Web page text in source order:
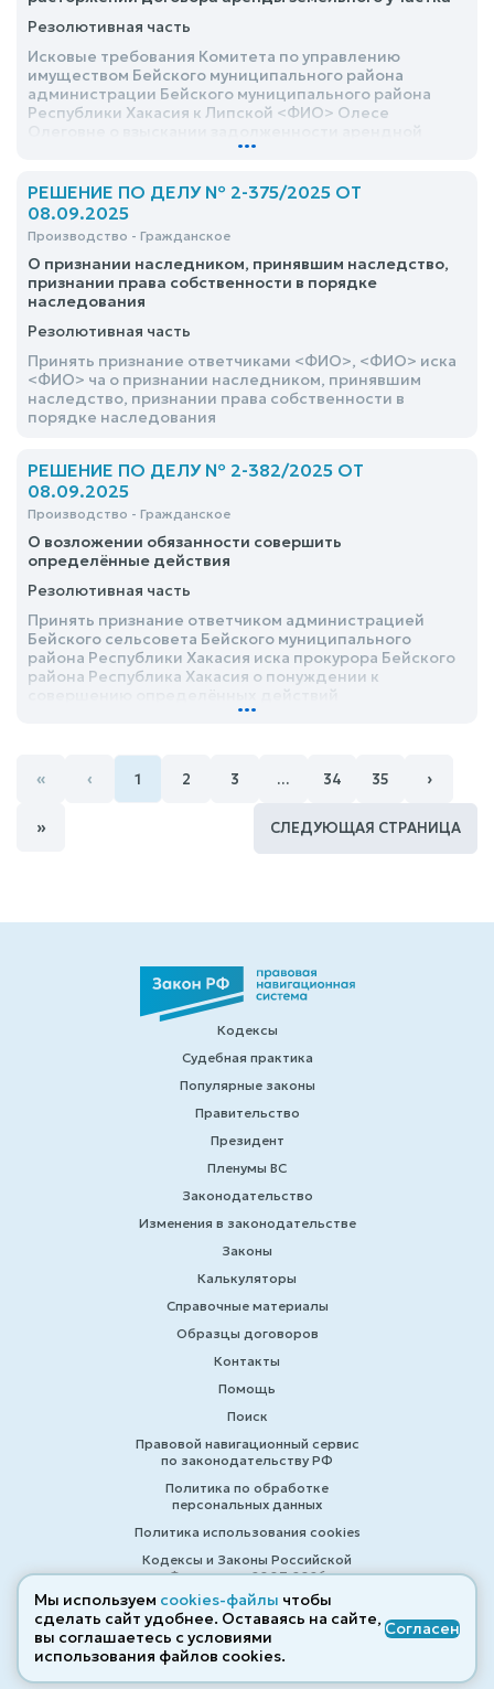
Резолютивная часть
Исковые требования Комитета по управлению
имуществом Бейского муниципального района
администрации Бейского муниципального района
Республики Хакасия к Липской <ФИО> Олесе
платы и расторжении договора аренды земельного
...
РЕШЕНИЕ ПО ДЕЛУ № 2-375/2025 ОТ
08.09.2025
Производство - Гражданское
О признании наследником, принявшим наследство,
признании права собственности в порядке
наследования
Резолютивная часть
Принять признание ответчиками <ФИО>, <ФИО> иска
<ФИО> ча о признании наследником, принявшим
наследство, признании права собственности в
порядке наследования
РЕШЕНИЕ ПО ДЕЛУ № 2-382/2025 ОТ
08.09.2025
Производство - Гражданское
О возложении обязанности совершить
определённые действия
Резолютивная часть
Принять признание ответчиком администрацией
Бейского сельсовета Бейского муниципального
района Республики Хакасия иска прокурора Бейского
района Республика Хакасия о понуждении к
...
« ‹ 1 2 3 … 34 35 ›
» СЛЕДУЮЩАЯ СТРАНИЦА
Кодексы
Судебная практика
Популярные законы
Правительство
Президент
Пленумы ВС
Законодательство
Изменения в законодательстве
Законы
Калькуляторы
Справочные материалы
Образцы договоров
Контакты
Помощь
Поиск
Правовой навигационный сервис
по законодательству РФ
Политика по обработке
персональных данных
Политика использования cookies
Кодексы и Законы Российской
Федерации 2007-2026
© ZAKONRF.INFO
Мы используем cookies-файлы чтобы
сделать сайт удобнее. Оставаясь на сайте,
вы соглашаетесь с условиями
использования файлов cооkies.
Согласен